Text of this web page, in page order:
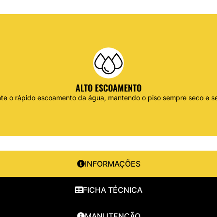
ALTO ESCOAMENTO
o rápido escoamento da água, mantendo o piso sempre seco e
INFORMAÇÕES
FICHA TÉCNICA